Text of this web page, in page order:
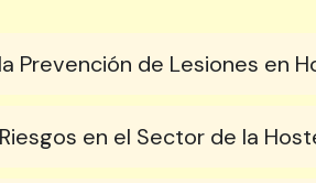
Prevención de Lesiones en
en el Sector de la